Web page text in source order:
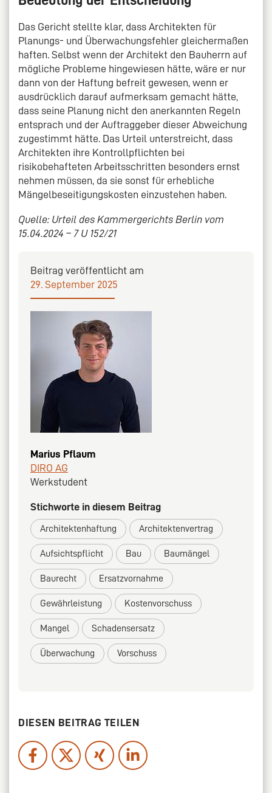
Das Gericht stellte klar, dass Architekten für
Planungs- und Überwachungsfehler gleichermaßen
haften. Selbst wenn der Architekt den Bauherrn auf
mögliche Probleme hingewiesen hätte, wäre er nur
dann von der Haftung befreit gewesen, wenn er
ausdrücklich darauf aufmerksam gemacht hätte,
dass seine Planung nicht den anerkannten Regeln
entsprach und der Auftraggeber dieser Abweichung
zugestimmt hätte. Das Urteil unterstreicht, dass
Architekten ihre Kontrollpflichten bei
risikobehafteten Arbeitsschritten besonders ernst
nehmen müssen, da sie sonst für erhebliche
Mängelbeseitigungskosten einzustehen haben.
Quelle: Urteil des Kammergerichts Berlin vom
15.04.2024 – 7 U 152/21
Beitrag veröffentlicht am
29. September 2025
Marius Pflaum
DIRO AG
Werkstudent
Stichworte in diesem Beitrag
Architektenhaftung Architektenvertrag
Aufsichtspflicht Bau Baumängel
Baurecht Ersatzvornahme
Gewährleistung Kostenvorschuss
Mangel Schadensersatz
Überwachung Vorschuss
DIESEN BEITRAG TEILEN